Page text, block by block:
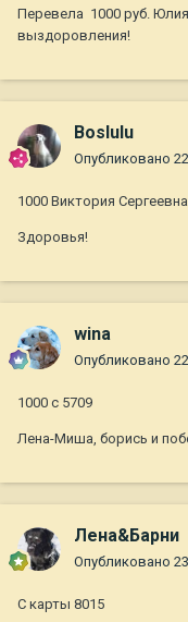
Перевела 1000 руб.
выздоровления!
Boslulu
Опубликовано
1000 Виктория
Здоровья!
wina
Опубликовано
1000 с 5709
Лена-Миша, борись и
Лена&Барни
Опубликовано
С карты 8015